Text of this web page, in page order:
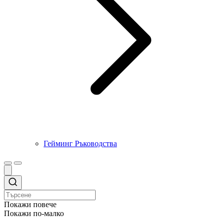
Гейминг Ръководства
Покажи повече
Покажи по-малко